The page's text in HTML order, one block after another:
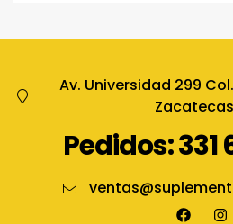
Av. Universidad 299
Pedidos: 331